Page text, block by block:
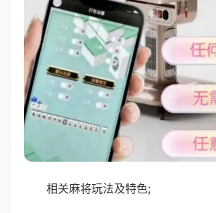
相关麻将玩法及特色;